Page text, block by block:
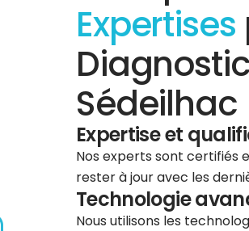
Expertises
Sédeilhac
Expertise et
Nos experts sont certifiés
rester à jour avec les
Technologie
Nous utilisons les